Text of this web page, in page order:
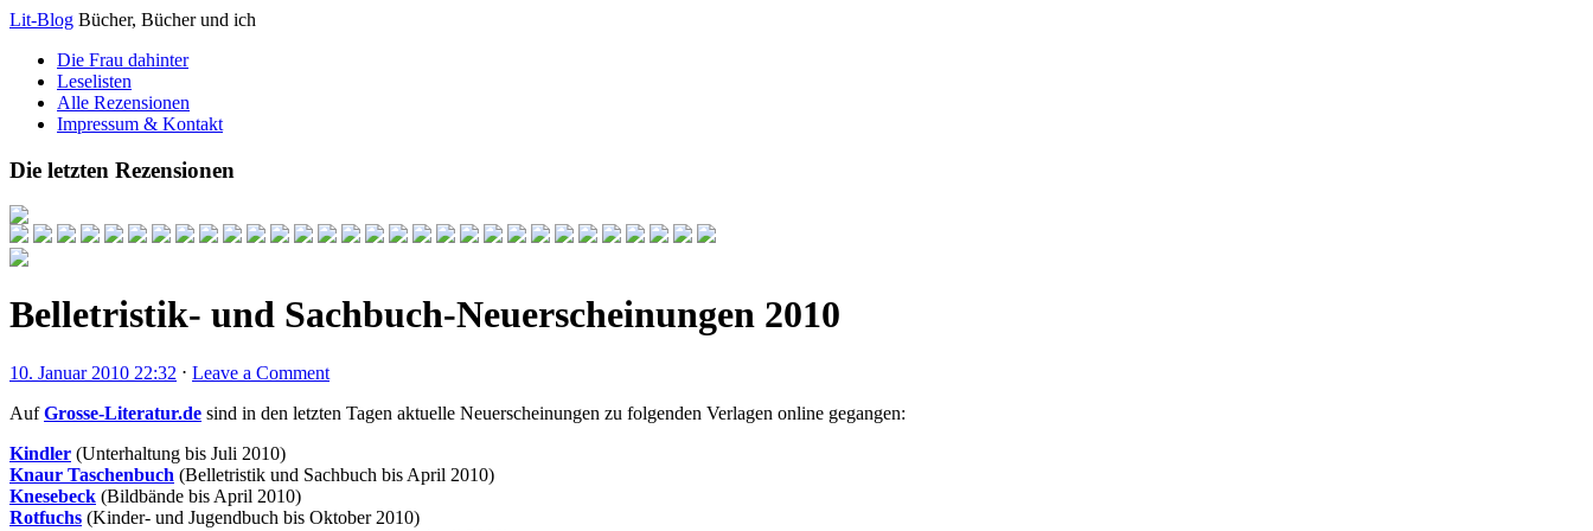
Lit-Blog Bücher, Bücher und ich
Die Frau dahinter
Leselisten
Alle Rezensionen
Impressum & Kontakt
Die letzten Rezensionen
Belletristik- und Sachbuch-Neuerscheinungen 2010
10. Januar 2010 22:32 ⋅ Leave a Comment
AufGrosse-Literatur.de sind in den letzten Tagen aktuelle Neuerscheinungen zu folgenden Verlagen online gegangen:
Kindler (Unterhaltung bis Juli 2010)
Knaur Taschenbuch (Belletristik und Sachbuch bis April 2010)
Knesebeck (Bildbände bis April 2010)
Rotfuchs (Kinder- und Jugendbuch bis Oktober 2010)